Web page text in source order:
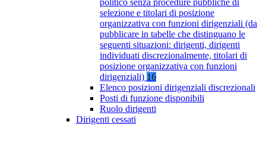
politico senza procedure pubbliche di
selezione e titolari di posizione
organizzativa con funzioni dirigenziali (da
pubblicare in tabelle che distinguano le
seguenti situazioni: dirigenti, dirigenti
individuati discrezionalmente, titolari di
posizione organizzativa con funzioni
dirigenziali) 16
Elenco posizioni dirigenziali discrezionali
Posti di funzione disponibili
Ruolo dirigenti
Dirigenti cessati